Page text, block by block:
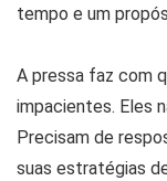
tempo e um
A pressa faz com
impacientes. Eles
Precisam de
suas estratégias